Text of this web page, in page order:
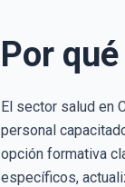
Por
El sector salud en
personal
opción formativa
específicos,